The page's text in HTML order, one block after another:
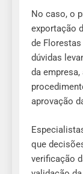
No caso, o
exportação
de
dúvidas
da
aprovação
que
verificação